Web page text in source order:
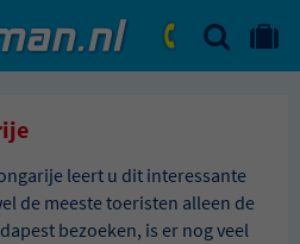
ma. - vr.: 09:00 - 17:30
ZOEKEN
leert u dit interessante
de meeste toeristen alleen de
bezoeken, is er nog veel